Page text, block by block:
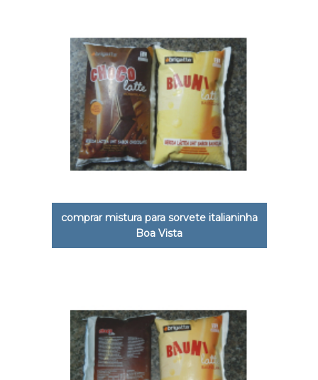
comprar mistura para sorvete italianinha
Boa Vista